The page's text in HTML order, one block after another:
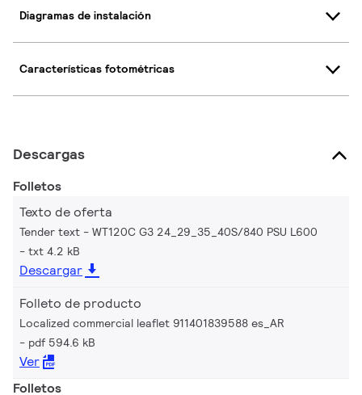
Diagramas de instalación
Características fotométricas
Descargas
Folletos
Texto de oferta
Tender text - WT120C G3 24_29_35_40S/840 PSU L600
txt 4.2 kB
Descargar
Folleto de producto
Localized commercial leaflet 911401839588 es_AR
pdf 594.6 kB
Ver
Folletos